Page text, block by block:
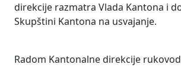
direkcije razmatra Vlada Kantona i
Skupštini Kantona na usvajanje.
Radom Kantonalne direkcije